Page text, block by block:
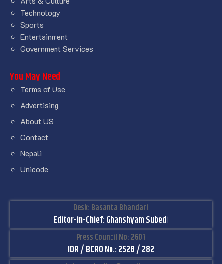
Technology
Sports
Entertainment
Government Services
You May Need
Terms of Use
Advertising
About US
Contact
Nepali
Unicode
Desk: Basanta Bhandari
Editor-in-Chief: Ghanshyam Subedi
Press Council No: 2607
IDR / BCRO No.: 2528 / 282